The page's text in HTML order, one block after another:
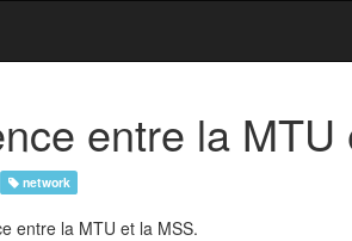
entre la MTU
network
entre la MTU et la MSS.